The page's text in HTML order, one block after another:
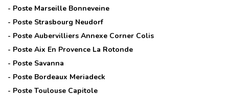
- Poste Marseille Bonneveine
- Poste Strasbourg Neudorf
- Poste Aubervilliers Annexe Corner Colis
- Poste Aix En Provence La Rotonde
- Poste Savanna
- Poste Bordeaux Meriadeck
- Poste Toulouse Capitole